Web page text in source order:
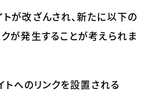
トが改ざんされ、新たに以下の
クが発生することが考えられま
トへのリンクを設置される